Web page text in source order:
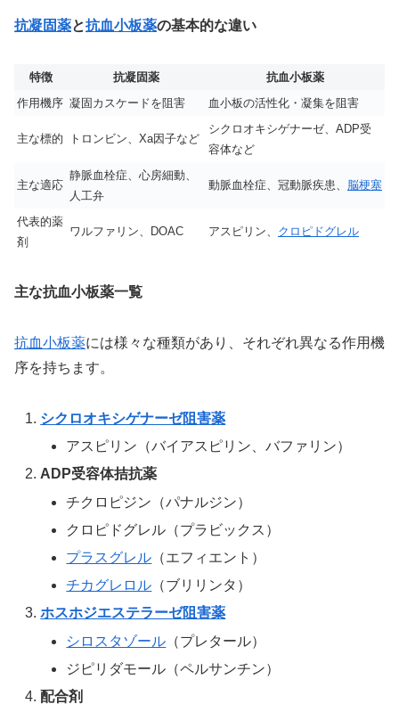
抗凝固薬と抗血小板薬の基本的な違い
特徴 抗凝固薬
抗血小板薬
作用機序 凝固カスケードを阻害 血小板の活性化・凝集を阻害
主な標的 トロンビン、Xa因子など
シクロオキシゲナーゼ、ADP受
容体など
主な適応
静脈血栓症、心房細動、
人工弁
動脈血栓症、冠動脈疾患、 脳梗塞
代表的薬
剤
ワルファリン、DOAC アスピリン、 クロピドグレル
主な抗血小板薬一覧
抗血小板薬には様々な種類があり、それぞれ異なる作用機
序を持ちます。
シクロオキシゲナーゼ阻害薬
アスピリン（バイアスピリン、バファリン）
ADP受容体拮抗薬
チクロピジン（パナルジン）
クロピドグレル（プラビックス）
プラスグレル （エフィエント）
チカグレロル （ブリリンタ）
ホスホジエステラーゼ阻害薬
シロスタゾール （プレタール）
ジピリダモール（ペルサンチン）
配合剤